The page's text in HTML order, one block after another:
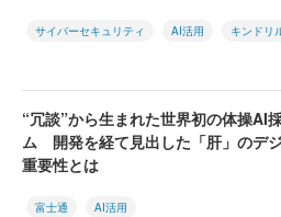
サイバーセキュリティ AI活用 キンドリ
“冗談”から生まれた世界初の体操AI
ム 開発を経て見出した「肝」のデ
重要性とは
富士通 AI活用